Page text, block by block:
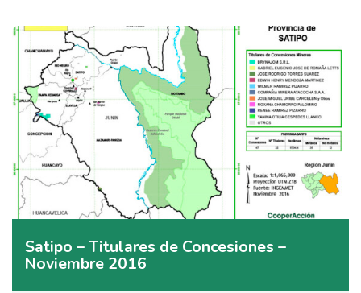
Satipo – Titulares de Concesiones –
Noviembre 2016